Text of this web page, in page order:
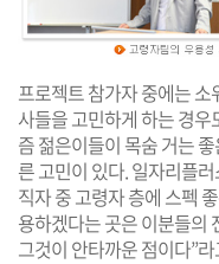
프로젝트 참가자 중에는 소
사들을 고민하게 하는 경
즘 젊은이들이 목숨 거는
른 고민이 있다. 일자리플
직자 중 고령자 층에 스펙
용하겠다는 곳은 이분들의
그것이 안타까운 점이다”